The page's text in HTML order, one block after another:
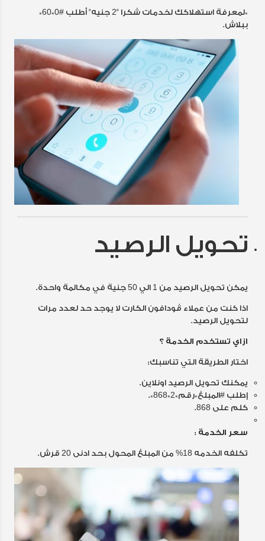
*لمعرفة استهلاكك لخدمات شكرا "2 جنيه" أطلب #0*60*
ببلاش.
تحويل الرصيد
يمكن تحويل الرصيد من 1 الي 50 جنية في مكالمة واحدة.
اذا كنت من عملاء ڤودافون الكارت لا يوجد حد لعدد مرات
لتحويل الرصيد.
ازاي تستخدم الخدمة ؟
اختار الطريقة التي تناسبك:
يمكنك تحويل الرصيداونلاين.
إطلب #المبلغ*رقم*2*868*.
كلم على 868.
سعر الخدمة :
تكلفه الخدمه 18% من المبلغ المحول بحد ادنى 20 قرش.